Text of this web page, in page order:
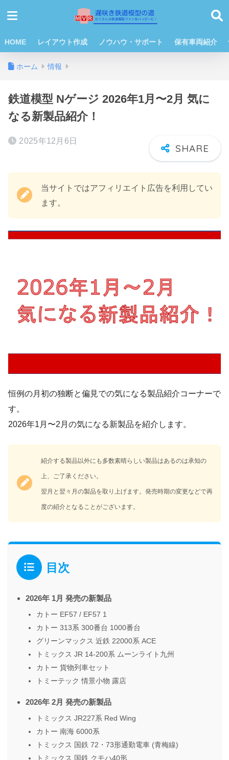
HOME レイアウト作成 ノウハウ・サポート 保有車両紹介
ホーム 情報
鉄道模型 Nゲージ 2026年1月〜2月 気に
なる新製品紹介！
2025年12月6日
当サイトではアフィリエイト広告を利用してい
ます。
恒例の月初の独断と偏見での気になる製品紹介コーナーで
す。
2026年1月〜2月の気になる新製品を紹介します。
紹介する製品以外にも多数素晴らしい製品はあるのは承知の
上、ご了承ください。
翌月と翌々月の製品を取り上げます。発売時期の変更などで再
度の紹介となることがございます。
目次
2026年 1月 発売の新製品
カトー EF57 / EF57 1
カトー 313系 300番台 1000番台
グリーンマックス 近鉄 22000系 ACE
トミックス JR 14-200系 ムーンライト九州
カトー 貨物列車セット
トミーテック 情景小物 露店
2026年 2月 発売の新製品
トミックス JR227系 Red Wing
カトー 南海 6000系
トミックス 国鉄 72・73形通勤電車 (青梅線)
トミックス 国鉄 クモハ40形